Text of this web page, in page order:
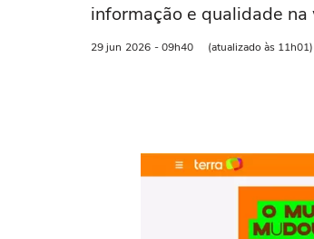
informação e qualidade
29 jun 2026 - 09h40 (atualizado às 11h01)